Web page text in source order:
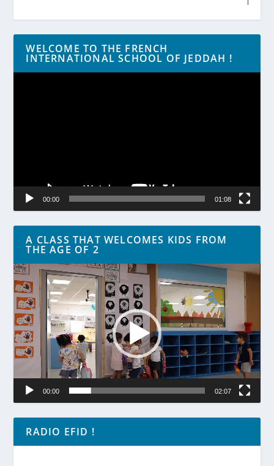
WELCOME TO THE FRENCH
INTERNATIONAL SCHOOL OF JEDDAH !
Lecteur
00:00 01:08
A CLASS THAT WELCOMES KIDS FROM
THE AGE OF 2
Lecteur
vidéo
00:00 02:07
RADIO EFID !